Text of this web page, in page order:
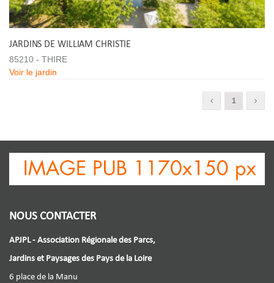
JARDINS DE WILLIAM CHRISTIE
85210 - THIRE
Voir le jardin
1
NOUS CONTACTER
APJPL - Association Régionale des Parcs,
Jardins et Paysages des Pays de la Loire
6 place de la Manu